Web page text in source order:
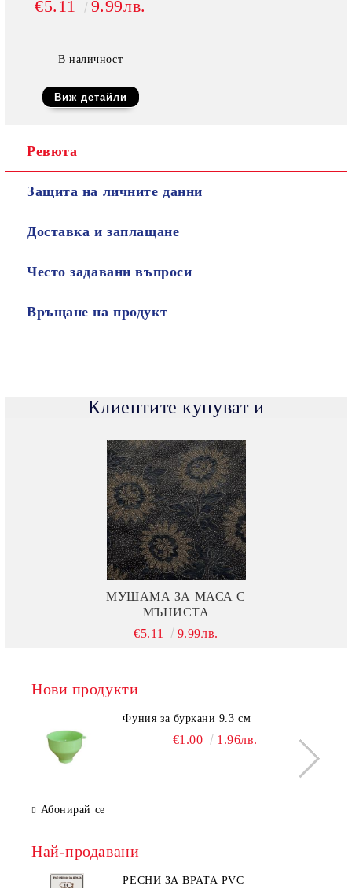
€5.11 9.99лв.
В наличност
Виж детайли
Ревюта
Защита на личните данни
Доставка и заплащане
Често задавани въпроси
Връщане на продукт
Клиентите купуват и
МУШАМА ЗА МАСА С
МЪНИСТА
€5.11
9.99лв.
Нови продукти
Фуния за буркани 9.3 см
€1.00 1.96лв.
Абонирай се
Най-продавани
РЕСНИ ЗА ВРАТА PVC